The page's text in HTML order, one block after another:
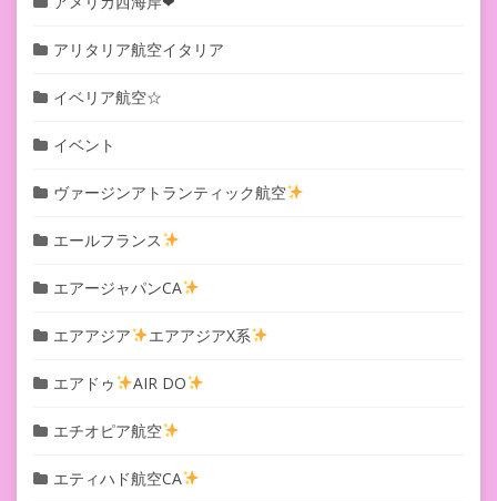
アリタリア航空イタリア
イベリア航空☆
イベント
ヴァージンアトランティック航空
エールフランス
エアージャパンCA
エアアジア エアアジアX系
エアドゥ AIR DO
エチオピア航空
エティハド航空CA